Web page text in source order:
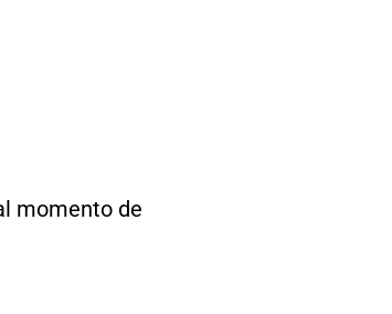
momento de